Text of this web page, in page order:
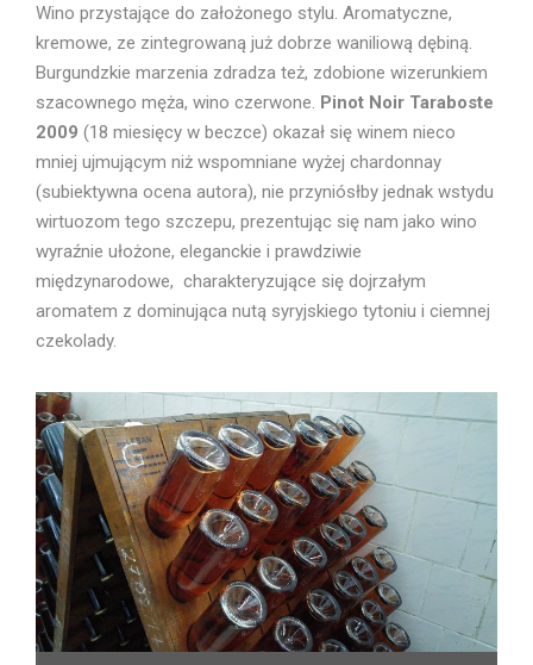
Wino przystające do założonego stylu. Aromatyczne,
kremowe, ze zintegrowaną już dobrze waniliową dębiną.
Burgundzkie marzenia zdradza też, zdobione wizerunkiem
szacownego męża, wino czerwone. Pinot Noir Taraboste
2009 (18 miesięcy w beczce) okazał się winem nieco
mniej ujmującym niż wspomniane wyżej chardonnay
(subiektywna ocena autora), nie przyniósłby jednak wstydu
wirtuozom tego szczepu, prezentując się nam jako wino
wyraźnie ułożone, eleganckie i prawdziwie
międzynarodowe, charakteryzujące się dojrzałym
aromatem z dominująca nutą syryjskiego tytoniu i ciemnej
czekolady.